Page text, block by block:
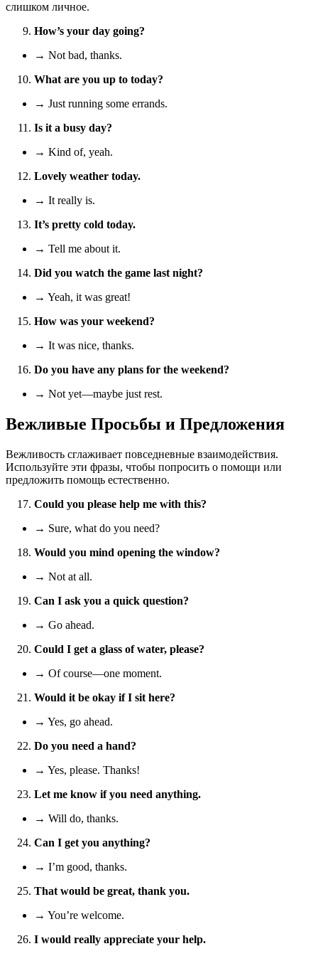
слишком личное.
How’s your day going?
→ Not bad, thanks.
What are you up to today?
→ Just running some errands.
Is it a busy day?
→ Kind of, yeah.
Lovely weather today.
→ It really is.
It’s pretty cold today.
→ Tell me about it.
Did you watch the game last night?
→ Yeah, it was great!
How was your weekend?
→ It was nice, thanks.
Do you have any plans for the weekend?
→ Not yet—maybe just rest.
Вежливые Просьбы и Предложения
Вежливость сглаживает повседневные взаимодействия.
Используйте эти фразы, чтобы попросить о помощи или
предложить помощь естественно.
Could you please help me with this?
→ Sure, what do you need?
Would you mind opening the window?
→ Not at all.
Can I ask you a quick question?
→ Go ahead.
Could I get a glass of water, please?
→ Of course—one moment.
Would it be okay if I sit here?
→ Yes, go ahead.
Do you need a hand?
→ Yes, please. Thanks!
Let me know if you need anything.
→ Will do, thanks.
Can I get you anything?
→ I’m good, thanks.
That would be great, thank you.
→ You’re welcome.
I would really appreciate your help.